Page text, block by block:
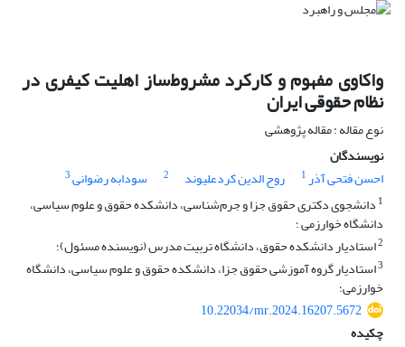
واکاوی مفهوم و کارکرد مشروط‌ساز اهلیت کیفری در
نظام حقوقی ایران
نوع مقاله : مقاله پژوهشی
نویسندگان
احسن فتحی آذر1 روح الدین کردعلیوند 2 سودابه رضوانی3
1 دانشجوی دکتری حقوق جزا و جرم‌شناسی، دانشکده حقوق و علوم سیاسی،
دانشگاه خوارزمی ؛
2استادیار دانشکده حقوق، دانشگاه تربیت مدرس (نویسنده مسئول)؛
3استادیار گروه آموزشی حقوق جزا، دانشکده حقوق و علوم سیاسی، دانشگاه
خوارزمی؛
10.22034/mr.2024.16207.5672
چکیده